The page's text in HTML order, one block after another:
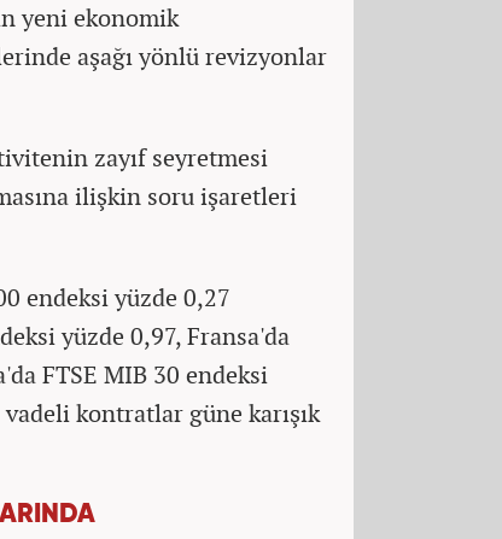
yeni ekonomik
aşağı yönlü revizyonlar
zayıf seyretmesi
ilişkin soru işaretleri
endeksi yüzde 0,27
yüzde 0,97, Fransa'da
FTSE MIB 30 endeksi
kontratlar güne karışık